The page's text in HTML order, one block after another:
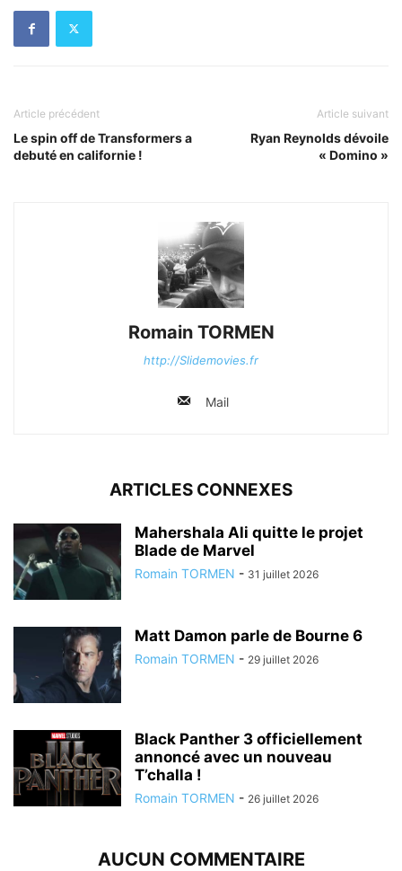
Article précédent
Le spin off de Transformers a
debuté en californie !
Article suivant
Ryan Reynolds dévoile
« Domino »
Romain TORMEN
http://Slidemovies.fr
Mail
ARTICLES CONNEXES
Mahershala Ali quitte le projet
Blade de Marvel
Romain TORMEN - 31 juillet 2026
Matt Damon parle de Bourne 6
Romain TORMEN - 29 juillet 2026
Black Panther 3 officiellement
annoncé avec un nouveau
T’challa !
Romain TORMEN - 26 juillet 2026
AUCUN COMMENTAIRE